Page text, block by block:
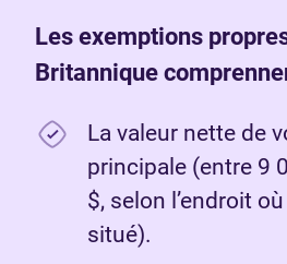
Les exemptions
Britannique
La valeur nette de
principale (entre 9
$, selon l’endroit
situé).